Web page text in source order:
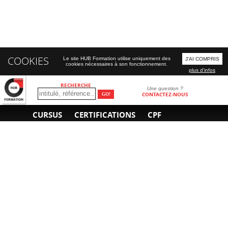
RECHERCHE Une question ?
CONTACTEZ-NOUS
CURSUS CERTIFICATIONS CPF
COOKIES
Le site HUB Formation utilise uniquement des
cookies nécessaires à son fonctionnement.
J'AI COMPRIS
plus d'infos